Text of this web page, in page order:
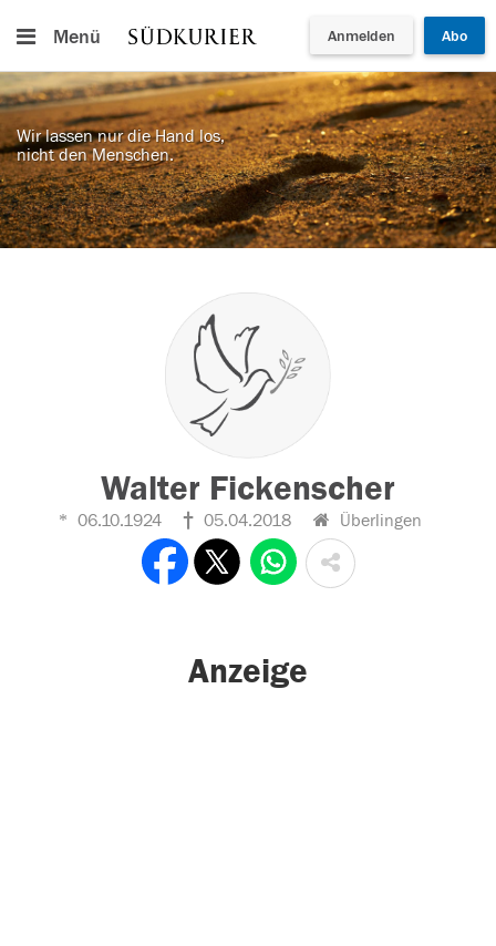
Menü Anmelden Abo
Wir lassen nur die Hand los,
nicht den Menschen.
Walter Fickenscher
06.10.1924 05.04.2018 Überlingen
Anzeige